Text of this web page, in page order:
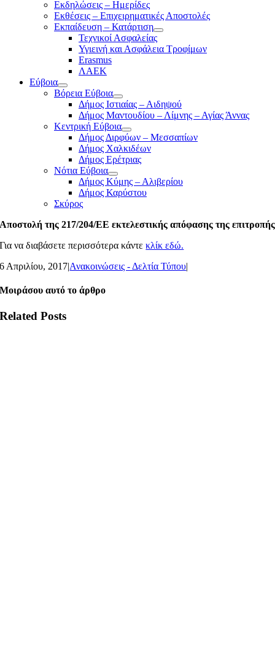
Εκδηλώσεις – Ημερίδες
Εκθέσεις – Επιχειρηματικές Αποστολές
Εκπαίδευση – Κατάρτιση
Τεχνικοί Ασφαλείας
Υγιεινή και Ασφάλεια Τροφίμων
Erasmus
ΛΑΕΚ
Εύβοια
Βόρεια Εύβοια
Δήμος Ιστιαίας – Αιδηψού
Δήμος Μαντουδίου – Λίμνης – Αγίας Άννας
Κεντρική Εύβοια
Δήμος Διρφύων – Μεσσαπίων
Δήμος Χαλκιδέων
Δήμος Ερέτριας
Νότια Εύβοια
Δήμος Κύμης – Αλιβερίου
Δήμος Καρύστου
Σκύρος
Αποστολή της 217/204/ΕΕ εκτελεστικής απόφασης της επιτροπής
Για να διαβάσετε περισσότερα κάντεκλίκ εδώ.
6 Απριλίου, 2017|Ανακοινώσεις - Δελτία Τύπου|
Μοιράσου αυτό το άρθρο
Related Posts